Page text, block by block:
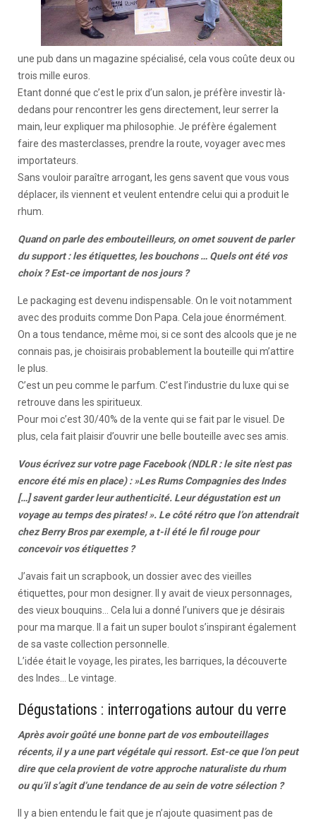
une pub dans un magazine spécialisé, cela vous coûte deux ou
trois mille euros.
Etant donné que c’est le prix d’un salon, je préfère investir là-
dedans pour rencontrer les gens directement, leur serrer la
main, leur expliquer ma philosophie. Je préfère également
faire des masterclasses, prendre la route, voyager avec mes
importateurs.
Sans vouloir paraître arrogant, les gens savent que vous vous
déplacer, ils viennent et veulent entendre celui qui a produit le
rhum.
Quand on parle des embouteilleurs, on omet souvent de parler
du support : les étiquettes, les bouchons … Quels ont été vos
choix ? Est-ce important de nos jours ?
Le packaging est devenu indispensable. On le voit notamment
avec des produits comme Don Papa. Cela joue énormément.
On a tous tendance, même moi, si ce sont des alcools que je ne
connais pas, je choisirais probablement la bouteille qui m’attire
le plus.
C’est un peu comme le parfum. C’est l’industrie du luxe qui se
retrouve dans les spiritueux.
Pour moi c’est 30/40% de la vente qui se fait par le visuel. De
plus, cela fait plaisir d’ouvrir une belle bouteille avec ses amis.
Vous écrivez sur votre page Facebook (NDLR : le site n’est pas
encore été mis en place) : »Les Rums Compagnies des Indes
[…] savent garder leur authenticité. Leur dégustation est un
voyage au temps des pirates! ». Le côté rétro que l’on attendrait
chez Berry Bros par exemple, a t-il été le fil rouge pour
concevoir vos étiquettes ?
J’avais fait un scrapbook, un dossier avec des vieilles
étiquettes, pour mon designer. Il y avait de vieux personnages,
des vieux bouquins… Cela lui a donné l’univers que je désirais
pour ma marque. Il a fait un super boulot s’inspirant également
de sa vaste collection personnelle.
L’idée était le voyage, les pirates, les barriques, la découverte
des Indes… Le vintage.
Dégustations : interrogations autour du verre
Après avoir goûté une bonne part de vos embouteillages
récents, il y a une part végétale qui ressort. Est-ce que l’on peut
dire que cela provient de votre approche naturaliste du rhum
ou qu’il s’agit d’une tendance de au sein de votre sélection ?
Il y a bien entendu le fait que je n’ajoute quasiment pas de